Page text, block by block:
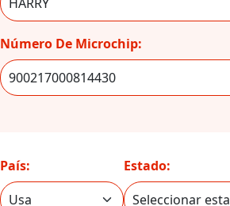
Número De Microchip:
País: Estado: